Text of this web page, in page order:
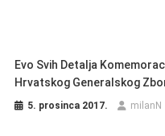
Evo Svih Detalja
Hrvatskog Generalskog
5. prosinca 2017. milanN